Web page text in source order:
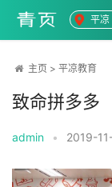
平凉
主页 > 平凉教育
致命拼多多
admin • 2019-